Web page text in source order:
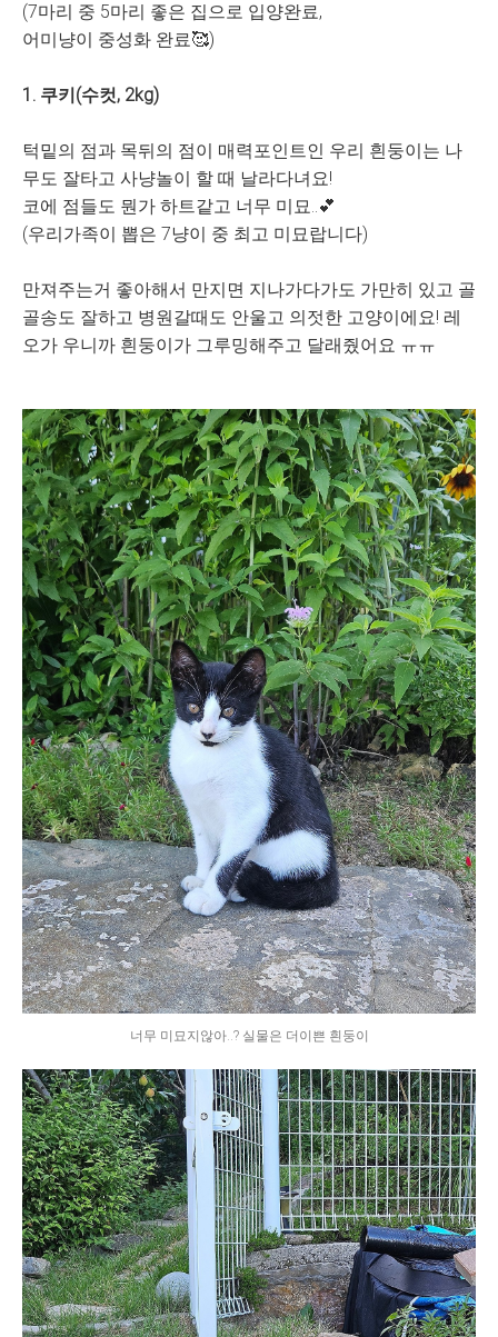
(7마리 중 5마리 좋은 집으로 입양완료,
어미냥이 중성화 완료🥰)
1. 쿠키(수컷, 2kg)
턱밑의 점과 목뒤의 점이 매력포인트인 우리 흰둥이는 나
무도 잘타고 사냥놀이 할 때 날라다녀요!
코에 점들도 뭔가 하트같고 너무 미묘..💕
(우리가족이 뽑은 7냥이 중 최고 미묘랍니다)
만져주는거 좋아해서 만지면 지나가다가도 가만히 있고 골
골송도 잘하고 병원갈때도 안울고 의젓한 고양이에요! 레
오가 우니까 흰둥이가 그루밍해주고 달래줬어요 ㅠㅠ
너무 미묘지않아..? 실물은 더이쁜 흰둥이